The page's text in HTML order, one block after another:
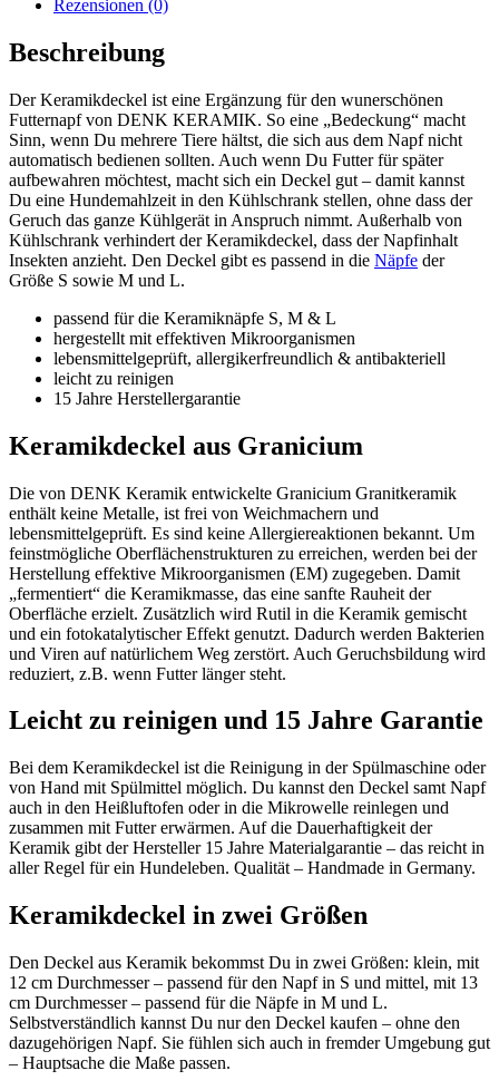
Rezensionen (0)
Beschreibung
Der Keramikdeckel ist eine Ergänzung für den wunerschönen
Futternapf von DENK KERAMIK. So eine „Bedeckung“ macht
Sinn, wenn Du mehrere Tiere hältst, die sich aus dem Napf nicht
automatisch bedienen sollten. Auch wenn Du Futter für später
aufbewahren möchtest, macht sich ein Deckel gut – damit kannst
Du eine Hundemahlzeit in den Kühlschrank stellen, ohne dass der
Geruch das ganze Kühlgerät in Anspruch nimmt. Außerhalb von
Kühlschrank verhindert der Keramikdeckel, dass der Napfinhalt
Insekten anzieht. Den Deckel gibt es passend in die Näpfe der
Größe S sowie M und L.
passend für die Keramiknäpfe S, M & L
hergestellt mit effektiven Mikroorganismen
lebensmittelgeprüft, allergikerfreundlich & antibakteriell
leicht zu reinigen
15 Jahre Herstellergarantie
Keramikdeckel aus Granicium
Die von DENK Keramik entwickelte Granicium Granitkeramik
enthält keine Metalle, ist frei von Weichmachern und
lebensmittelgeprüft. Es sind keine Allergiereaktionen bekannt. Um
feinstmögliche Oberflächenstrukturen zu erreichen, werden bei der
Herstellung effektive Mikroorganismen (EM) zugegeben. Damit
„fermentiert“ die Keramikmasse, das eine sanfte Rauheit der
Oberfläche erzielt. Zusätzlich wird Rutil in die Keramik gemischt
und ein fotokatalytischer Effekt genutzt. Dadurch werden Bakterien
und Viren auf natürlichem Weg zerstört. Auch Geruchsbildung wird
reduziert, z.B. wenn Futter länger steht.
Leicht zu reinigen und 15 Jahre Garantie
Bei dem Keramikdeckel ist die Reinigung in der Spülmaschine oder
von Hand mit Spülmittel möglich. Du kannst den Deckel samt Napf
auch in den Heißluftofen oder in die Mikrowelle reinlegen und
zusammen mit Futter erwärmen. Auf die Dauerhaftigkeit der
Keramik gibt der Hersteller 15 Jahre Materialgarantie – das reicht in
aller Regel für ein Hundeleben. Qualität – Handmade in Germany.
Keramikdeckel in zwei Größen
Den Deckel aus Keramik bekommst Du in zwei Größen: klein, mit
12 cm Durchmesser – passend für den Napf in S und mittel, mit 13
cm Durchmesser – passend für die Näpfe in M und L.
Selbstverständlich kannst Du nur den Deckel kaufen – ohne den
dazugehörigen Napf. Sie fühlen sich auch in fremder Umgebung gut
– Hauptsache die Maße passen.